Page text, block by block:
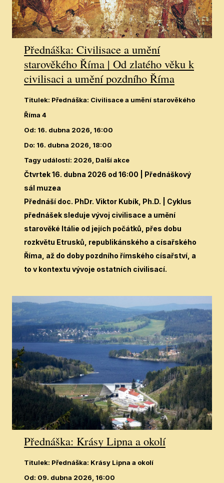
Přednáška: Civilisace a umění
starověkého Říma | Od zlatého věku k
civilisaci a umění pozdního Říma
Titulek: Přednáška: Civilisace a umění starověkého
Říma 4
Od: 16. dubna 2026, 16:00
Do: 16. dubna 2026, 18:00
Tagy událostí: 2026, Další akce
Čtvrtek 16. dubna 2026 od 16:00 | Přednáškový
sál muzea
Přednáší doc. PhDr. Viktor Kubík, Ph.D. | Cyklus
přednášek sleduje vývoj civilisace a umění
starověké Itálie od jejích počátků, přes dobu
rozkvětu Etrusků, republikánského a císařského
Říma, až do doby pozdního římského císařství, a
to v kontextu vývoje ostatních civilisací.
Přednáška: Krásy Lipna a okolí
Titulek: Přednáška: Krásy Lipna a okolí
Od: 09. dubna 2026, 16:00